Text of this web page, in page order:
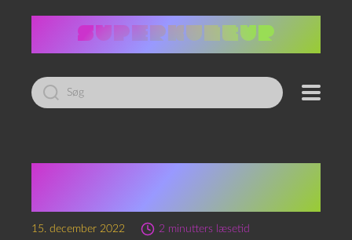
Led
efter:
15. december 2022 2 minutters læsetid